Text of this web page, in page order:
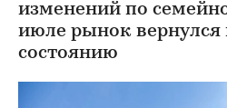
изменений по
июле рынок вернулся
состоянию